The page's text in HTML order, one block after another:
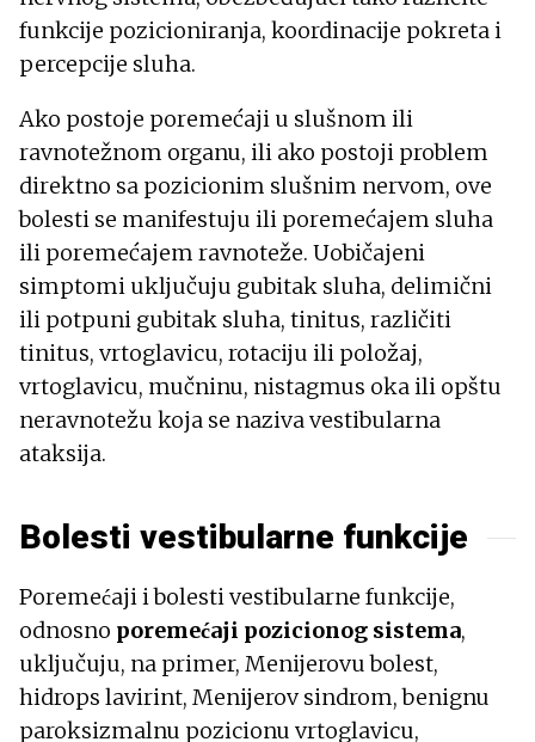
funkcije pozicioniranja, koordinacije pokreta i
percepcije sluha.
Ako postoje poremećaji u slušnom ili
ravnotežnom organu, ili ako postoji problem
direktno sa pozicionim slušnim nervom, ove
bolesti se manifestuju ili poremećajem sluha
ili poremećajem ravnoteže. Uobičajeni
simptomi uključuju gubitak sluha, delimični
ili potpuni gubitak sluha, tinitus, različiti
tinitus, vrtoglavicu, rotaciju ili položaj,
vrtoglavicu, mučninu, nistagmus oka ili opštu
neravnotežu koja se naziva vestibularna
ataksija.
Bolesti vestibularne funkcije
Poremećaji i bolesti vestibularne funkcije,
odnosno poremećaji pozicionog sistema,
uključuju, na primer, Menijerovu bolest,
hidrops lavirint, Menijerov sindrom, benignu
paroksizmalnu pozicionu vrtoglavicu,